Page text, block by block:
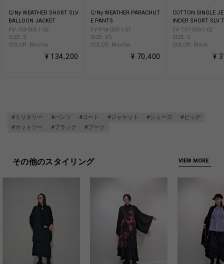
C/Ny WEATHER SHORT SLV
BALLOON JACKET
FV-J53-005-1-02
SIZE: S
COLOR: Mocha
¥ 134,200
C/Ny WEATHER PARACHUT
E PANTS
FV-P94-005-1-01
SIZE: XS
COLOR: Mocha
¥ 70,400
COTTON SINGLE
INDER SHORT SLV T
FV-T97-009-1-02
SIZE: S
COLOR: Black
¥
#ミリタリー #パンツ #コート #ジャケット #シューズ
#ビッグ
#カットソー
#ブラック #ブーツ
その他のスタイリング VIEW MORE